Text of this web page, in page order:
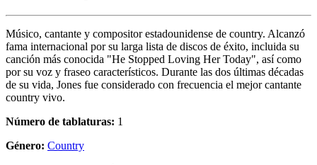
Músico, cantante y compositor estadounidense de country. Alcanzó
fama internacional por su larga lista de discos de éxito, incluida su
canción más conocida "He Stopped Loving Her Today", así como
por su voz y fraseo característicos. Durante las dos últimas décadas
de su vida, Jones fue considerado con frecuencia el mejor cantante
country vivo.
Número de tablaturas: 1
Género: Country